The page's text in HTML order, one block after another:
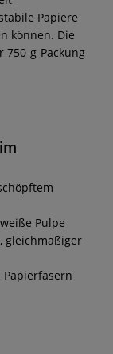
Papiere
können. Die
750-g-Packung
Pulpe
gleichmäßiger